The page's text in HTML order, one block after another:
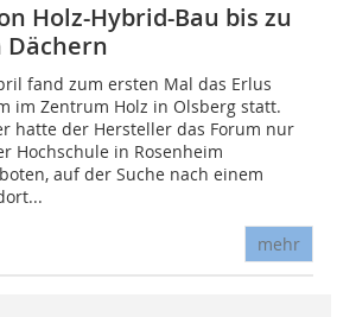
Holz-Hybrid-Bau bis zu
fand zum ersten Mal das Erlus
im Zentrum Holz in Olsberg statt.
hatte der Hersteller das Forum nur
Hochschule in Rosenheim
auf der Suche nach einem
mehr